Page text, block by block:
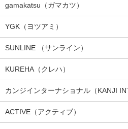
gamakatsu（ガマカツ）
YGK（ヨツアミ）
SUNLINE （サンライン）
KUREHA（クレハ）
カンジインターナショナル（KANJI
ACTIVE（アクティブ）